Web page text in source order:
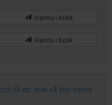
Hämta i butik
Hämta i butik
få ett mail så fort nästa